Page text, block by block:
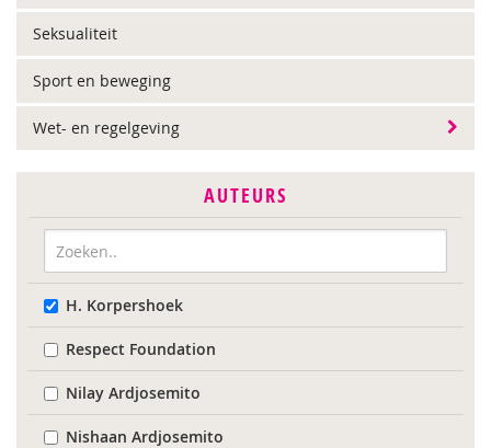
Seksualiteit
Sport en beweging
Wet- en regelgeving
AUTEURS
H. Korpershoek
Respect Foundation
Nilay Ardjosemito
Nishaan Ardjosemito